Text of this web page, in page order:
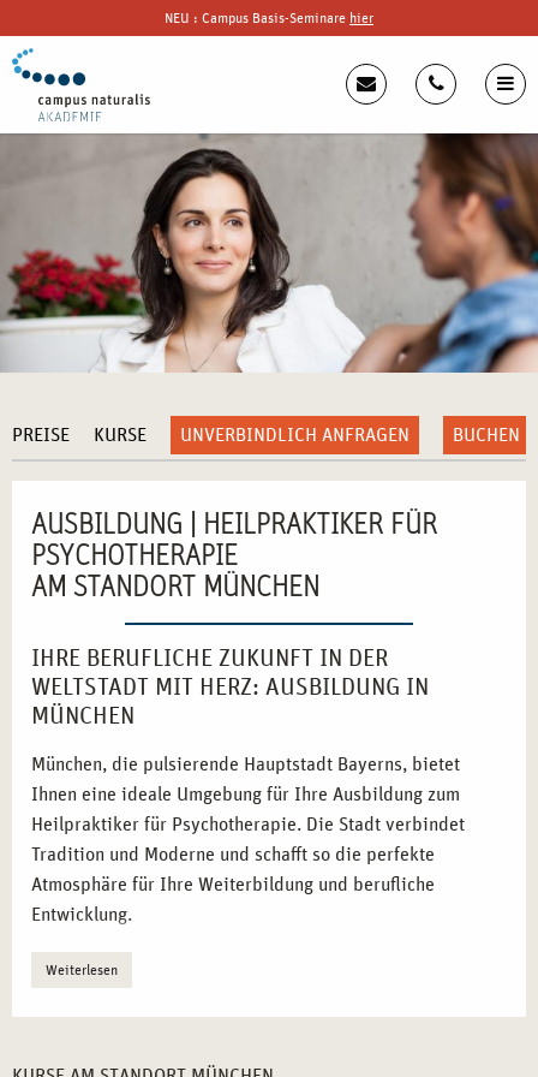
NEU : Campus Basis-Seminare hier
PREISE KURSE UNVERBINDLICH ANFRAGEN BUCHEN
AUSBILDUNG | HEILPRAKTIKER FÜR
PSYCHOTHERAPIE
AM STANDORT MÜNCHEN
IHRE BERUFLICHE ZUKUNFT IN DER
WELTSTADT MIT HERZ: AUSBILDUNG IN
MÜNCHEN
München, die pulsierende Hauptstadt Bayerns, bietet
Ihnen eine ideale Umgebung für Ihre Ausbildung zum
Heilpraktiker für Psychotherapie. Die Stadt verbindet
Tradition und Moderne und schafft so die perfekte
Atmosphäre für Ihre Weiterbildung und berufliche
Entwicklung.
Vielfältige Netzwerke:
Verbindungen zu sozialen Einrichtungen und
Weiterlesen